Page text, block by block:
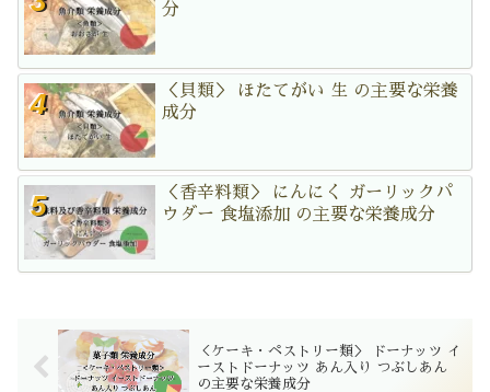
分
＜貝類＞ ほたてがい 生 の主要な栄養
成分
＜香辛料類＞ にんにく ガーリックパ
ウダー 食塩添加 の主要な栄養成分
＜ケーキ・ペストリー類＞ ドーナッツ イ
ーストドーナッツ あん入り つぶしあん
の主要な栄養成分